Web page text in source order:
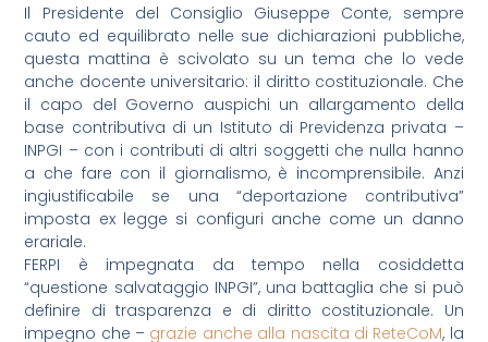
Il Presidente del Consiglio Giuseppe Conte, sempre
cauto ed equilibrato nelle sue dichiarazioni pubbliche,
questa mattina è scivolato su un tema che lo vede
anche docente universitario: il diritto costituzionale. Che
il capo del Governo auspichi un allargamento della
base contributiva di un Istituto di Previdenza privata –
INPGI – con i contributi di altri soggetti che nulla hanno
a che fare con il giornalismo, è incomprensibile. Anzi
ingiustificabile se una “deportazione contributiva”
imposta ex legge si configuri anche come un danno
erariale.
FERPI è impegnata da tempo nella cosiddetta
“questione salvataggio INPGI”, una battaglia che si può
definire di trasparenza e di diritto costituzionale. Un
impegno che – grazie anche alla nascita di ReteCoM, la